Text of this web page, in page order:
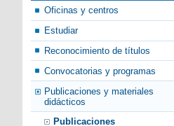
Oficinas y centros
Estudiar
Reconocimiento de títulos
Convocatorias y programas
Publicaciones y materiales
didácticos
Publicaciones